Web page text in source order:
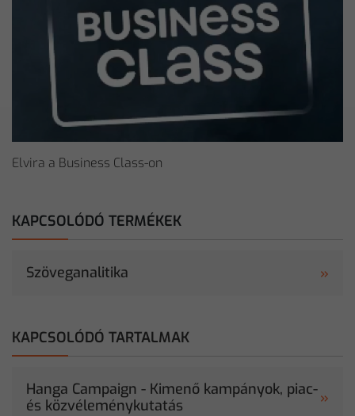
KAPCSOLÓDÓ TERMÉKEK
Szöveganalitika
KAPCSOLÓDÓ TARTALMAK
Hanga Campaign - Kimenő kampányok, piac-
és közvéleménykutatás
Elvira a Business Class-on